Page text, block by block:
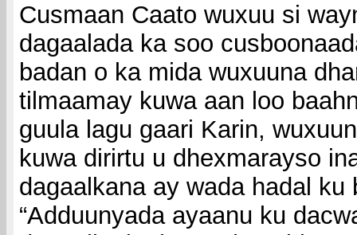
Cusmaan Caato wuxuu si
dagaalada ka soo
badan o ka mida wuxuuna
tilmaamay kuwa aan loo
guula lagu gaari Karin,
kuwa dirirtu u dhexmarayso
dagaalkana ay wada hadal ku
“Adduunyada ayaanu ku